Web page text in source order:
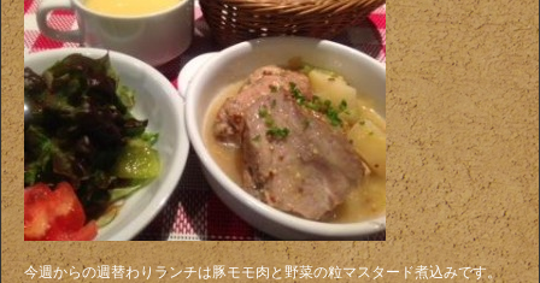
今週からの週替わりランチは豚モモ肉と野菜の粒マスタード煮込みです。